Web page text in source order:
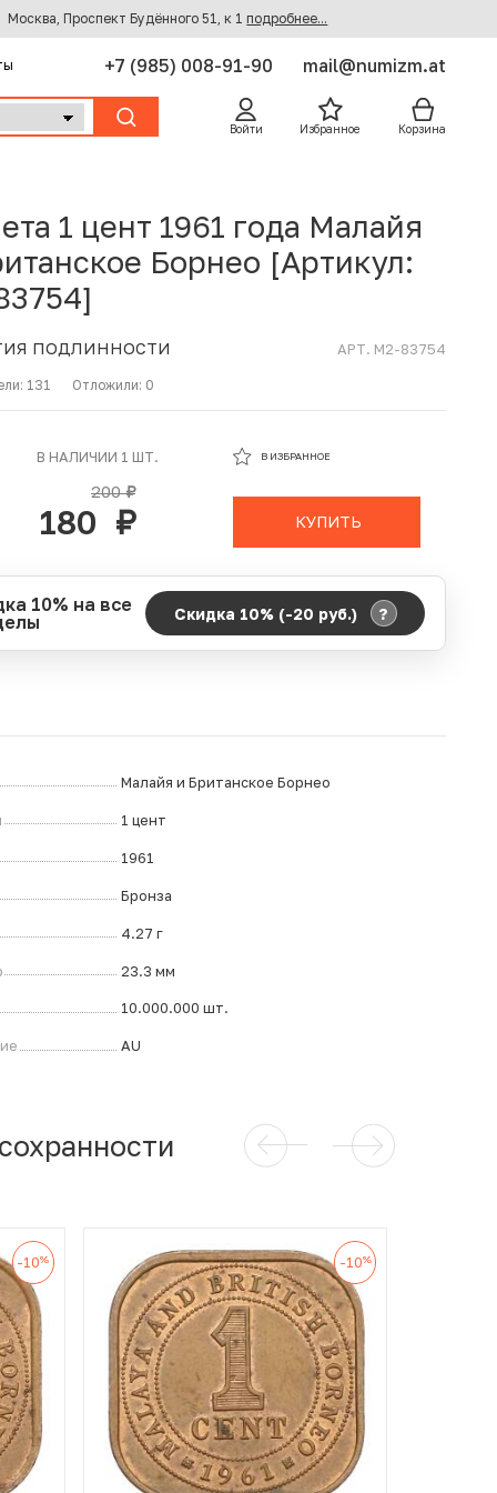
Москва, Проспект Будённого 51, к 1 подробнее...
+7 (985) 008-91-90 mail@numizm.at
Войти Избранное Корзина
1 цент 1961 года Малайя
Борнео [Артикул:
ПОДЛИННОСТИ АРТ. M2-83754
131 Отложили: 0
В НАЛИЧИИ 1 ШТ.
200руб.
180 руб.
В ИЗБРАННОЕ
КУПИТЬ
10% на все
Скидка 10% (-20 руб.) ?
Малайя и Британское Борнео
1 цент
1961
Бронза
4.27 г
23.3 мм
10.000.000 шт.
AU
-10% -10%